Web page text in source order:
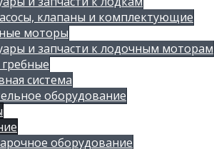
клапаны и комплектующие
моторы
и запчасти к лодочным моторам
система
оборудование
оборудование